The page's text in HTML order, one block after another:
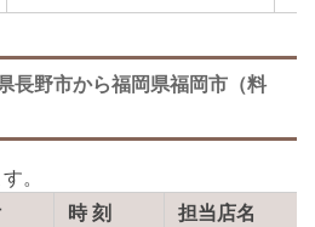
長野市から福岡県福岡市（料
時 刻 担当店名